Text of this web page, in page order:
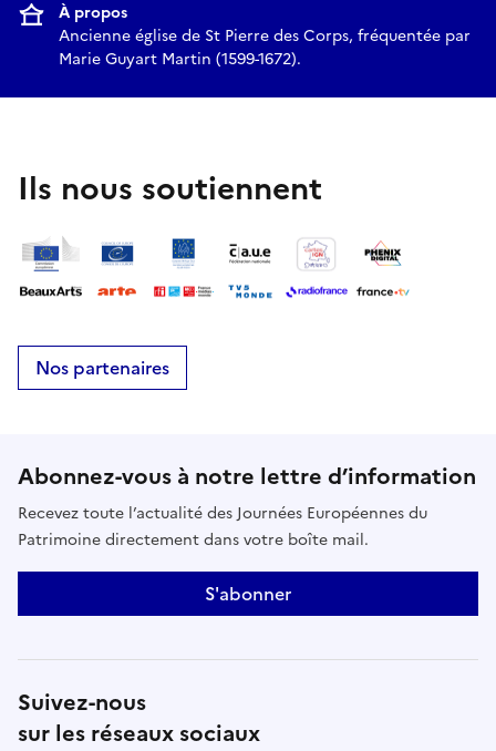
À propos
Ancienne église de St Pierre des Corps, fréquentée par
Marie Guyart Martin (1599-1672).
Ils nous soutiennent
Nos partenaires
Abonnez-vous à notre lettre d’information
Recevez toute l’actualité des Journées Européennes du
Patrimoine directement dans votre boîte mail.
S'abonner
Suivez-nous
sur les réseaux sociaux